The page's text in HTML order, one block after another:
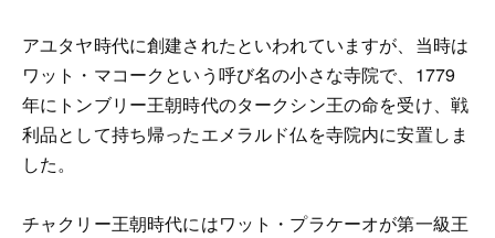
アユタヤ時代に創建されたといわれていますが、当時は
ワット・マコークという呼び名の小さな寺院で、1779
年にトンブリー王朝時代のタークシン王の命を受け、戦
利品として持ち帰ったエメラルド仏を寺院内に安置しま
した。
チャクリー王朝時代にはワット・プラケーオが第一級王